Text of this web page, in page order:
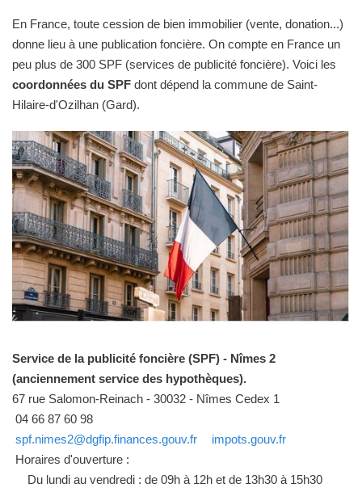
En France, toute cession de bien immobilier (vente, donation...)
donne lieu à une publication foncière. On compte en France un
peu plus de 300 SPF (services de publicité foncière). Voici les
coordonnées du SPF dont dépend la commune de Saint-
Hilaire-d'Ozilhan (Gard).
Service de la publicité foncière (SPF) - Nîmes 2
(anciennement service des hypothèques).
67 rue Salomon-Reinach - 30032 - Nîmes Cedex 1
04 66 87 60 98
spf.nimes2@dgfip.finances.gouv.fr
impots.gouv.fr
Horaires d'ouverture :
Du lundi au vendredi : de 09h à 12h et de 13h30 à 15h30